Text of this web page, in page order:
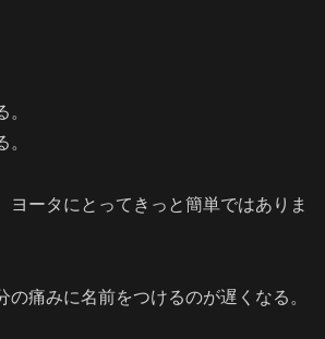
ヨータにとってきっと簡単ではありま
の痛みに名前をつけるのが遅くなる。